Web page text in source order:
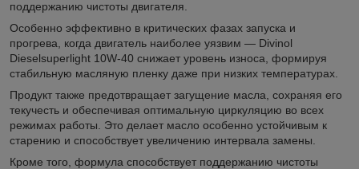
поддержанию чистоты двигателя.
Особенно эффективно в критических фазах запуска и
прогрева, когда двигатель наиболее уязвим — Divinol
Dieselsuperlight 10W-40 снижает уровень износа, формируя
стабильную масляную пленку даже при низких температурах.
Продукт также предотвращает загущение масла, сохраняя его
текучесть и обеспечивая оптимальную циркуляцию во всех
режимах работы. Это делает масло особенно устойчивым к
старению и способствует увеличению интервала замены.
Кроме того, формула способствует поддержанию чистоты